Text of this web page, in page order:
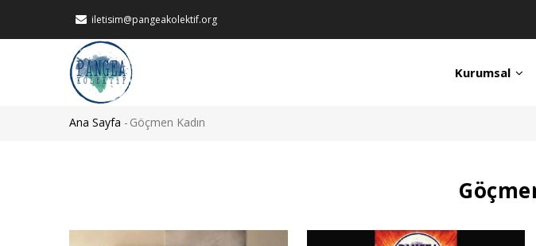
iletisim@pangeakolektif.org
Kurumsal
Sayfa
Ana Sayfa - Göçmen Kadın